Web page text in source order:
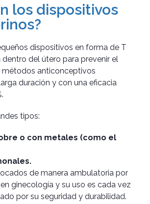
los dispositivos
dispositivos en forma de T
del útero para prevenir el
métodos anticonceptivos
duración y con una eficacia
tipos:
o con metales (como el
de manera ambulatoria por
ginecología y su uso es cada vez
por su seguridad y durabilidad.